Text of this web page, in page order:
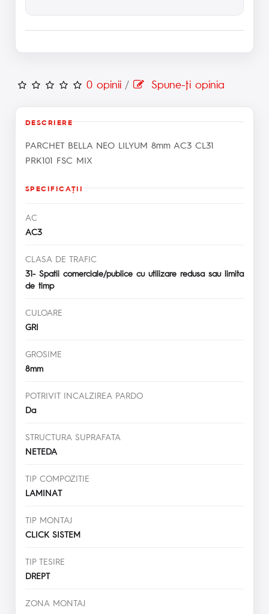
0 opinii / Spune-ţi opinia
DESCRIERE
PARCHET BELLA NEO LILYUM 8mm AC3 CL31
PRK101 FSC MIX
SPECIFICAŢII
AC
AC3
CLASA DE TRAFIC
31- Spatii comerciale/publice cu utilizare redusa sau limita
de timp
CULOARE
GRI
GROSIME
8mm
POTRIVIT INCALZIREA PARDO
Da
STRUCTURA SUPRAFATA
NETEDA
TIP COMPOZITIE
LAMINAT
TIP MONTAJ
CLICK SISTEM
TIP TESIRE
DREPT
ZONA MONTAJ